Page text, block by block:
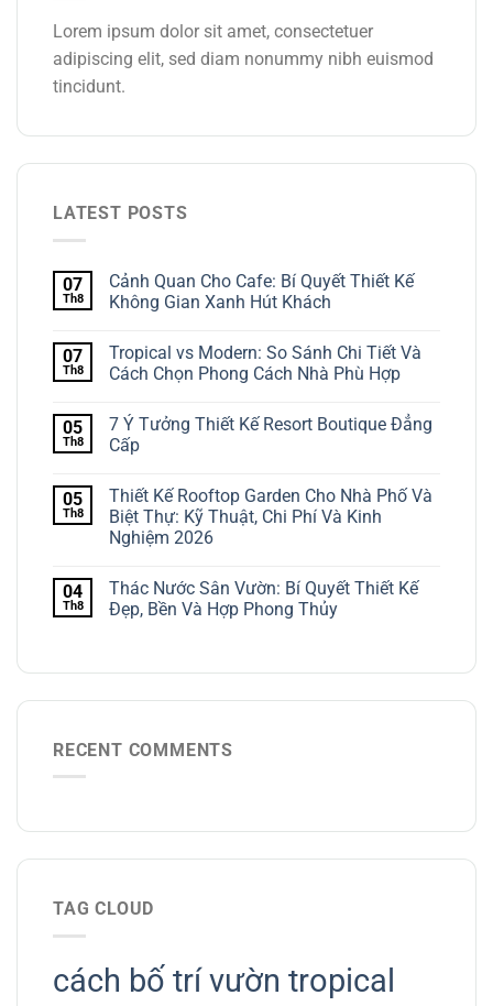
Lorem ipsum dolor sit amet, consectetuer
adipiscing elit, sed diam nonummy nibh euismod
tincidunt.
LATEST POSTS
07
Th8
Cảnh Quan Cho Cafe: Bí Quyết Thiết Kế
Không Gian Xanh Hút Khách
07
Th8
Tropical vs Modern: So Sánh Chi Tiết Và
Cách Chọn Phong Cách Nhà Phù Hợp
05
Th8
7 Ý Tưởng Thiết Kế Resort Boutique Đẳng
Cấp
05
Th8
Thiết Kế Rooftop Garden Cho Nhà Phố Và
Biệt Thự: Kỹ Thuật, Chi Phí Và Kinh
Nghiệm 2026
04
Th8
Thác Nước Sân Vườn: Bí Quyết Thiết Kế
Đẹp, Bền Và Hợp Phong Thủy
RECENT COMMENTS
TAG CLOUD
cách bố trí vườn tropical